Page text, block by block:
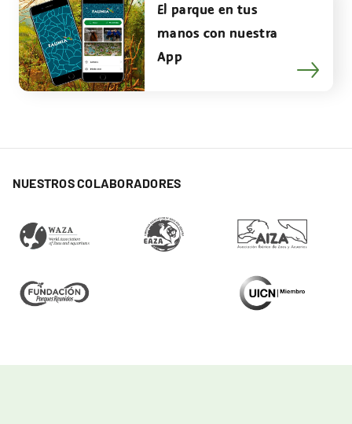
El parque en tus
manos con nuestra
App
NUESTROS COLABORADORES